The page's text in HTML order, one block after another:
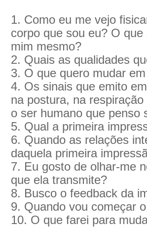
1. Como eu me vejo
corpo que sou eu? O
mim mesmo?
2. Quais as qualidades
3. O que quero mudar
4. Os sinais que emito
na postura, na
o ser humano que penso
5. Qual a primeira
6. Quando as relações
daquela primeira
7. Eu gosto de olhar-me
que ela transmite?
8. Busco o feedback da
9. Quando vou começar
10. O que farei para